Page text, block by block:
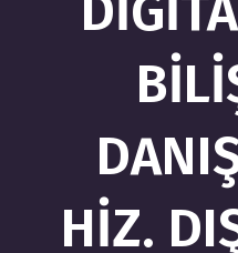
HİZ.